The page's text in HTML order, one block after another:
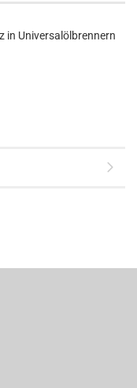
in Universalölbrennern